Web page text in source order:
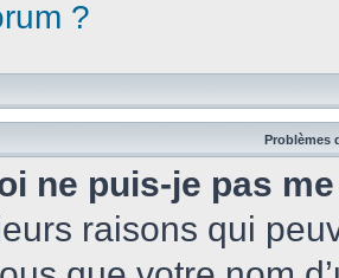
?
Problèmes
ne puis-je pas
raisons qui